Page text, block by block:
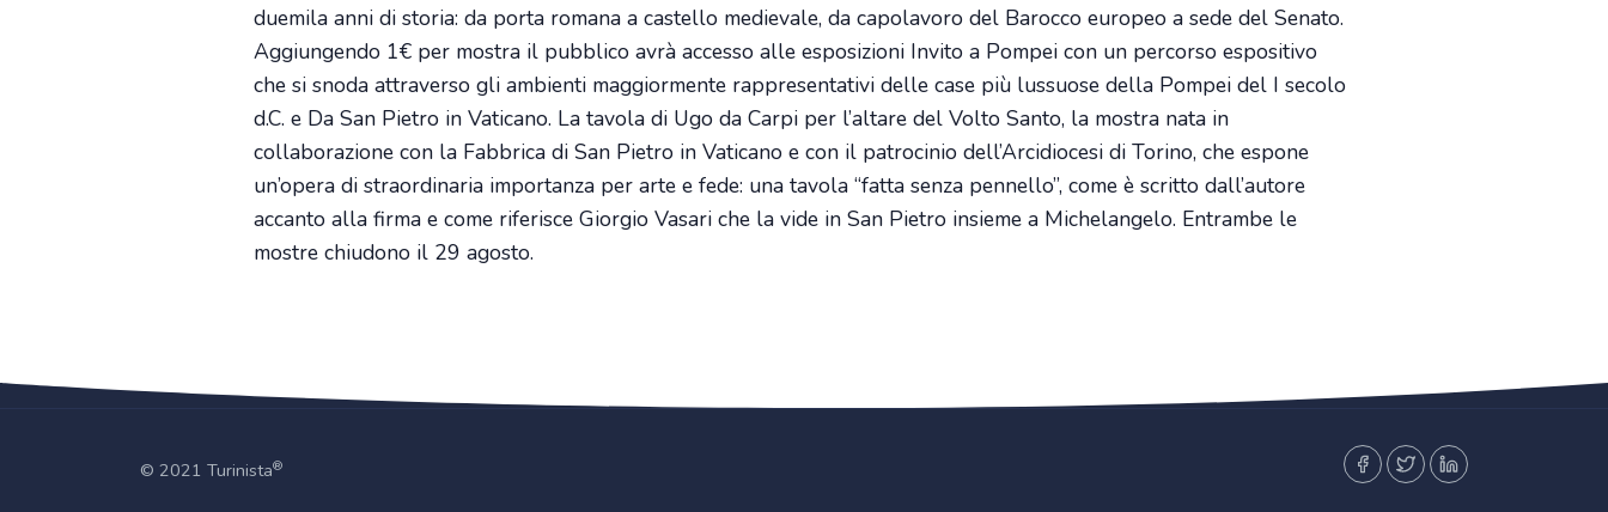
duemila anni di storia: da porta romana a castello medievale, da capolavoro del Barocco europeo a sede del Senato.
Aggiungendo 1€ per mostra il pubblico avrà accesso alle esposizioni Invito a Pompei con un percorso espositivo
che si snoda attraverso gli ambienti maggiormente rappresentativi delle case più lussuose della Pompei del I secolo
d.C. e Da San Pietro in Vaticano. La tavola di Ugo da Carpi per l’altare del Volto Santo, la mostra nata in
collaborazione con la Fabbrica di San Pietro in Vaticano e con il patrocinio dell’Arcidiocesi di Torino, che espone
un’opera di straordinaria importanza per arte e fede: una tavola “fatta senza pennello”, come è scritto dall’autore
accanto alla firma e come riferisce Giorgio Vasari che la vide in San Pietro insieme a Michelangelo. Entrambe le
mostre chiudono il 29 agosto.
© 2021 Turinista®